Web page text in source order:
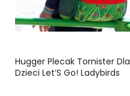
Hugger Plecak Tornister Dla
Dzieci Let’S Go! Ladybirds